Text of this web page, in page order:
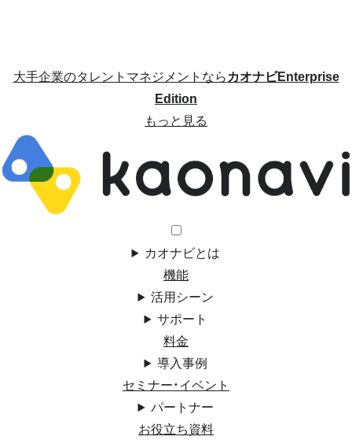
大手企業のタレントマネジメントならカオナビEnterprise
Edition
もっと見る
カオナビとは
機能
活用シーン
サポート
料金
導入事例
セミナー・イベント
パートナー
お役立ち資料